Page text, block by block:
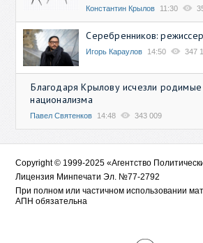
Константин Крылов 11:30
Серебренников:
Игорь Караулов 14:50 347
Благодаря Крылову исчезли родимые
национализма
Павел Святенков 14:48 343 009
Copyright © 1999-2025 «Агентство
Лицензия Минпечати Эл. №77-2792
При полном или частичном использовании
АПН обязательна